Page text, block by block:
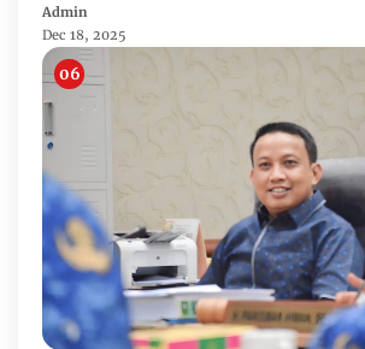
Admin
Dec 18, 2025